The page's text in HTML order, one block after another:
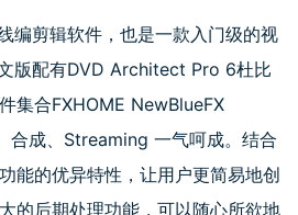
编剪辑软件，也是一款入门级的视
版配有DVD Architect Pro 6杜比
集合FXHOME NewBlueFX
合成、Streaming 一气呵成。结合
能的优异特性，让用户更简易地创
的后期处理功能，可以随心所欲地